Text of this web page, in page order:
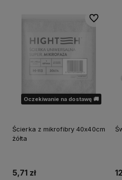
Oczekiwanie na dostawę 🚚
Ścierka z mikrofibry 40x40cm
żółta
5,71 zł
Do